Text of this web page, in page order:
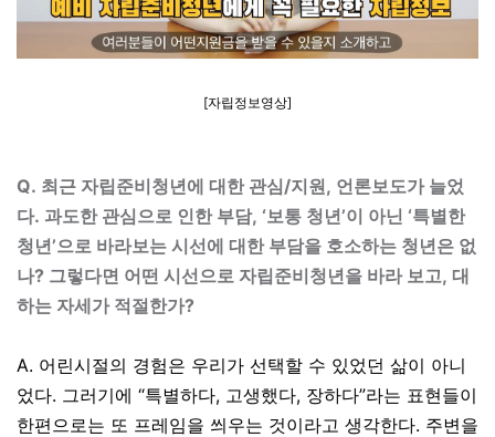
[자립정보영상]
Q. 최근 자립준비청년에 대한 관심/지원, 언론보도가 늘었
다. 과도한 관심으로 인한 부담, ‘보통 청년’이 아닌 ‘특별한
청년’으로 바라보는 시선에 대한 부담을 호소하는 청년은 없
나? 그렇다면 어떤 시선으로 자립준비청년을 바라 보고, 대
하는 자세가 적절한가?
A. 어린시절의 경험은 우리가 선택할 수 있었던 삶이 아니
었다. 그러기에 “특별하다, 고생했다, 장하다”라는 표현들이
한편으로는 또 프레임을 씌우는 것이라고 생각한다. 주변을